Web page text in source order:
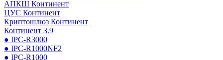
АПКШ Континент
ЦУС Континент
Криптошлюз Континент
Континент 3.9
● IPC-R3000
● IPC-R1000NF2
● IPC-R1000